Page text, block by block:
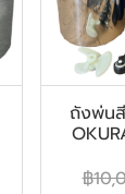
ถังพ่น
฿